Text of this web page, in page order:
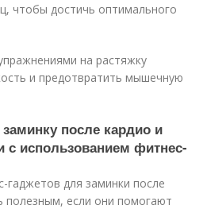
чтобы достичь оптимального
на растяжку
и предотвратить мышечную
после кардио и
с использованием фитнес-
гаджетов для заминки после
полезным, если они помогают